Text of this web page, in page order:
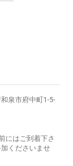
泉市府中町1-5-
はご到着下さ
くださいませ